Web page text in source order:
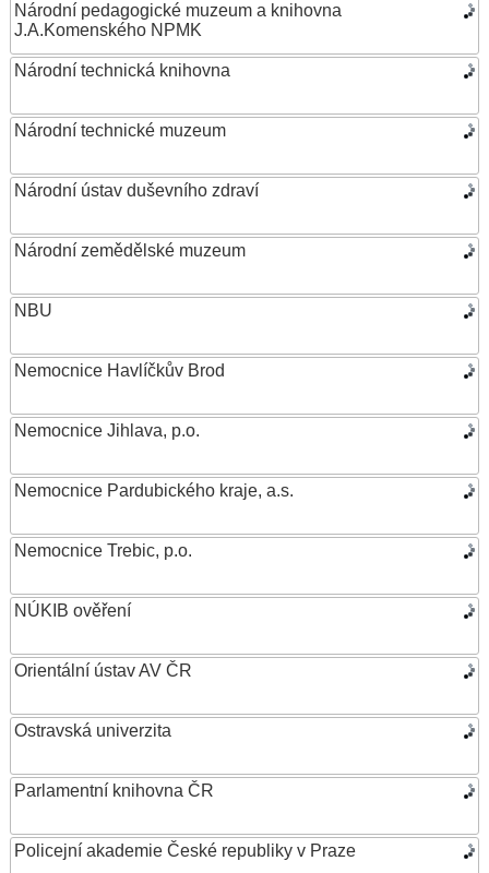
Národní pedagogické muzeum a knihovna
J.A.Komenského NPMK
Národní technická knihovna
Národní technické muzeum
Národní ústav duševního zdraví
Národní zemědělské muzeum
NBU
Nemocnice Havlíčkův Brod
Nemocnice Jihlava, p.o.
Nemocnice Pardubického kraje, a.s.
Nemocnice Trebic, p.o.
NÚKIB ověření
Orientální ústav AV ČR
Ostravská univerzita
Parlamentní knihovna ČR
Policejní akademie České republiky v Praze